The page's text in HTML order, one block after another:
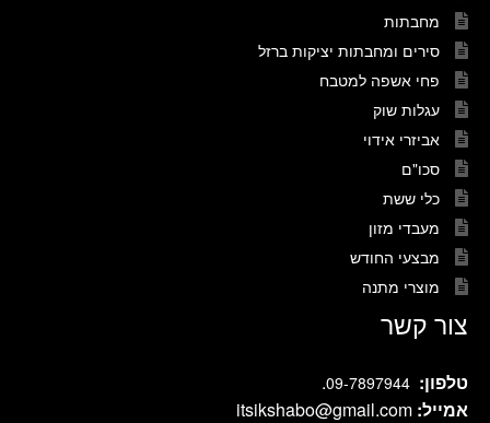
מחבתות
סירים ומחבתות יציקות ברזל
פחי אשפה למטבח
עגלות שוק
אביזרי אידוי
סכו"ם
כלי ששת
מעבדי מזון
מבצעי החודש
מוצרי מתנה
צור קשר
טלפון: 09-7897944
.
אמייל: itsikshabo@gmail.com